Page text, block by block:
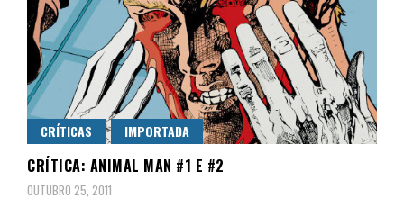
CRÍTICAS IMPORTADA
CRÍTICA: ANIMAL MAN #1 E #2
OUTUBRO 25, 2011